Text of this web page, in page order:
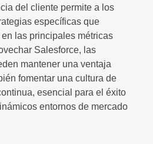
del cliente permite a los
específicas que
las principales métricas
Salesforce, las
mantener una ventaja
fomentar una cultura de
esencial para el éxito
entornos de mercado